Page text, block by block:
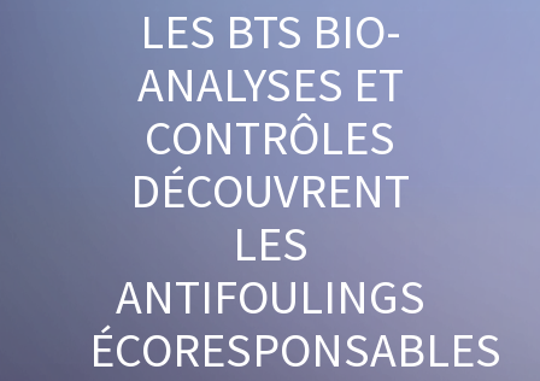
LES BTS BIO-
ANALYSES ET
CONTRÔLES
DÉCOUVRENT
LES
ANTIFOULINGS
ÉCORESPONSABLES